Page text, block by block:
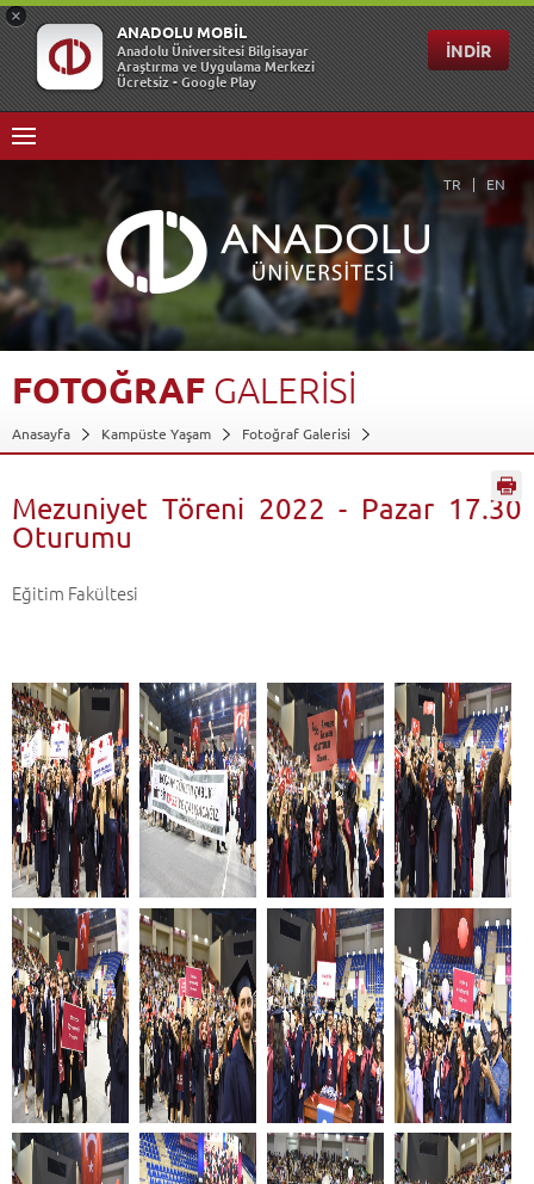
TR EN
FOTOĞRAF GALERİSİ
Anasayfa Kampüste Yaşam
Fotoğraf Galerisi
Mezuniyet Töreni 2022 - Pazar 17.30
Oturumu
Eğitim Fakültesi